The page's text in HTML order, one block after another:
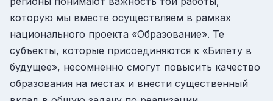
которую мы вместе осуществляем в рамках
национального проекта «Образование». Те
субъекты, которые присоединяются к «Билету в
будущее», несомненно смогут повысить качество
образования на местах и внести существенный